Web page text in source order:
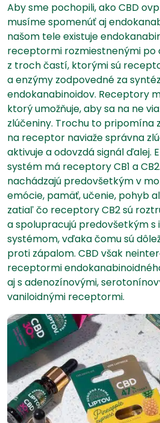
Aby sme pochopili, ako CBD
musíme spomenúť aj
našom tele existuje
receptormi rozmiestnenými po
z troch častí, ktorými sú
a enzýmy zodpovedné za
endokanabinoidov. Receptory
ktorý umožňuje, aby sa na ne
zlúčeniny. Trochu to pripomína
na receptor naviaže správna
aktivuje a odovzdá signál ďalej.
systém má receptory CB1 a
nachádzajú predovšetkým v
emócie, pamäť, učenie, pohyb
zatiaľ čo receptory CB2 sú
a spolupracujú predovšetkým s
systémom, vďaka čomu sú
proti zápalom. CBD však
receptormi
aj s adenozínovými,
vaniloidnými receptormi.